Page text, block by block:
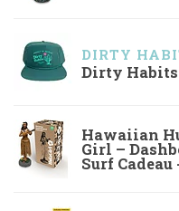
DIRTY
Dirty Habits
Hawaiian
Girl –
Surf Cadeau